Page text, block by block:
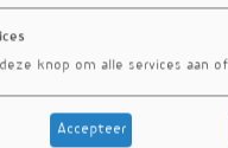
2024 met
knop om alle services aan
Accepteer